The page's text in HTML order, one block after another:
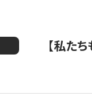
【私た